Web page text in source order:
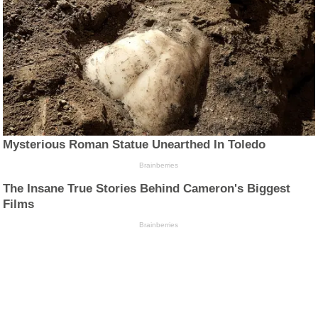
Mysterious Roman Statue Unearthed In Toledo
Brainberries
The Insane True Stories Behind Cameron's Biggest
Films
Brainberries